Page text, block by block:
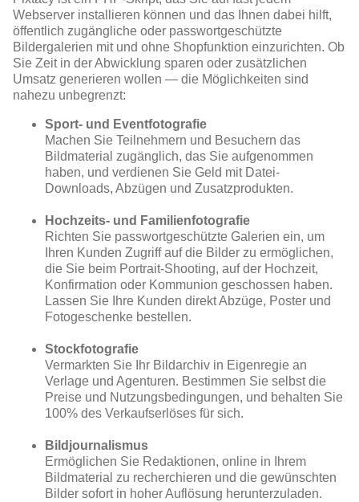
Webserver installieren können und das Ihnen dabei hilft,
öffentlich zugängliche oder passwortgeschützte
Bildergalerien mit und ohne Shopfunktion einzurichten. Ob
Sie Zeit in der Abwicklung sparen oder zusätzlichen
Umsatz generieren wollen — die Möglichkeiten sind
nahezu unbegrenzt:
Sport- und Eventfotografie
Machen Sie Teilnehmern und Besuchern das
Bildmaterial zugänglich, das Sie aufgenommen
haben, und verdienen Sie Geld mit Datei-
Downloads, Abzügen und Zusatzprodukten.
Hochzeits- und Familienfotografie
Richten Sie passwortgeschützte Galerien ein, um
Ihren Kunden Zugriff auf die Bilder zu ermöglichen,
die Sie beim Portrait-Shooting, auf der Hochzeit,
Konfirmation oder Kommunion geschossen haben.
Lassen Sie Ihre Kunden direkt Abzüge, Poster und
Fotogeschenke bestellen.
Stockfotografie
Vermarkten Sie Ihr Bildarchiv in Eigenregie an
Verlage und Agenturen. Bestimmen Sie selbst die
Preise und Nutzungsbedingungen, und behalten Sie
100% des Verkaufserlöses für sich.
Bildjournalismus
Ermöglichen Sie Redaktionen, online in Ihrem
Bildmaterial zu recherchieren und die gewünschten
Bilder sofort in hoher Auflösung herunterzuladen.